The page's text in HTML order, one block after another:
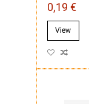
0,19 €
View